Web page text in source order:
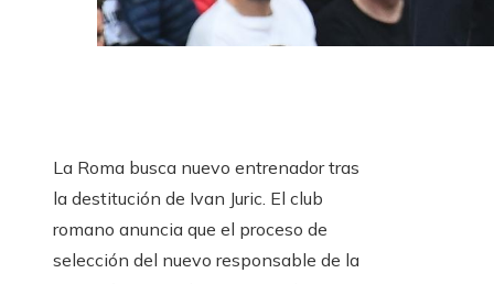
La Roma busca nuevo entrenador tras
la destitución de Ivan Juric. El club
romano anuncia que el proceso de
selección del nuevo responsable de la